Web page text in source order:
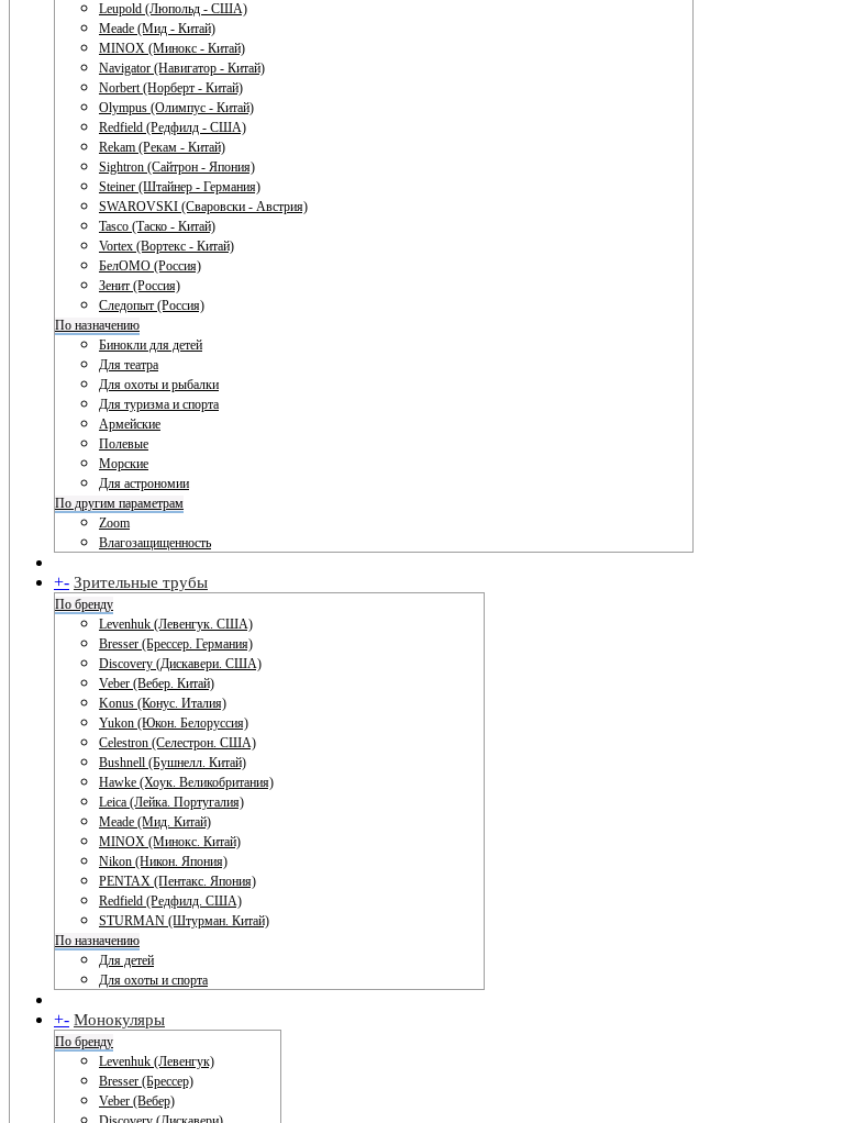
Leupold (Люпольд - США)
Meade (Мид - Китай)
MINOX (Минокс - Китай)
Navigator (Навигатор - Китай)
Norbert (Норберт - Китай)
Olympus (Олимпус - Китай)
Redfield (Редфилд - США)
Rekam (Рекам - Китай)
Sightron (Сайтрон - Япония)
Steiner (Штайнер - Германия)
SWAROVSKI (Сваровски - Австрия)
Tasco (Таско - Китай)
Vortex (Вортекс - Китай)
БелОМО (Россия)
Зенит (Россия)
Следопыт (Россия)
По назначению
Бинокли для детей
Для театра
Для охоты и рыбалки
Для туризма и спорта
Армейские
Полевые
Морские
Для астрономии
По другим параметрам
Zoom
Влагозащищенность
+- Зрительные трубы
По бренду
Levenhuk (Левенгук. США)
Bresser (Брессер. Германия)
Discovery (Дискавери. США)
Veber (Вебер. Китай)
Konus (Конус. Италия)
Yukon (Юкон. Белоруссия)
Celestron (Селестрон. США)
Bushnell (Бушнелл. Китай)
Hawke (Хоук. Великобритания)
Leica (Лейка. Португалия)
Meade (Мид. Китай)
MINOX (Минокс. Китай)
Nikon (Никон. Япония)
PENTAX (Пентакс. Япония)
Redfield (Редфилд. США)
STURMAN (Штурман. Китай)
По назначению
Для детей
Для охоты и спорта
+- Монокуляры
По бренду
Levenhuk (Левенгук)
Bresser (Брессер)
Veber (Вебер)